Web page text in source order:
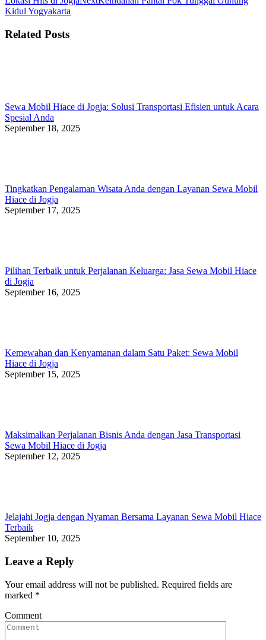
navigation
Kidul Yogyakarta
Related Posts
Sewa Mobil Hiace di Jogja: Solusi Transportasi Efisien untuk Acara
Spesial Anda
September 18, 2025
Tingkatkan Pengalaman Wisata Anda dengan Layanan Sewa Mobil
Hiace di Jogja
September 17, 2025
Pilihan Terbaik untuk Perjalanan Keluarga: Jasa Sewa Mobil Hiace
di Jogja
September 16, 2025
Kemewahan dan Kenyamanan dalam Satu Paket: Sewa Mobil
Hiace di Jogja
September 15, 2025
Maksimalkan Perjalanan Bisnis Anda dengan Jasa Transportasi
Sewa Mobil Hiace di Jogja
September 12, 2025
Jelajahi Jogja dengan Nyaman Bersama Layanan Sewa Mobil Hiace
Terbaik
September 10, 2025
Leave a Reply
Your email address will not be published. Required fields are
marked *
Comment